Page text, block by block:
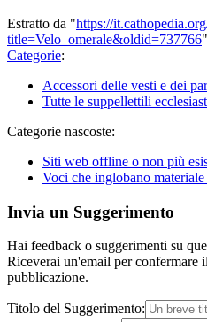
Estratto da "https://
title=Velo_omerale&oldid=737766"
Categorie:
Accessori delle vesti e dei
Tutte le suppellettili
Categorie nascoste:
Siti web offline o non più
Voci che inglobano
Invia un Suggerimento
Hai feedback o suggerimenti su
Riceverai un'email per confermare
pubblicazione.
Titolo del Suggerimento: